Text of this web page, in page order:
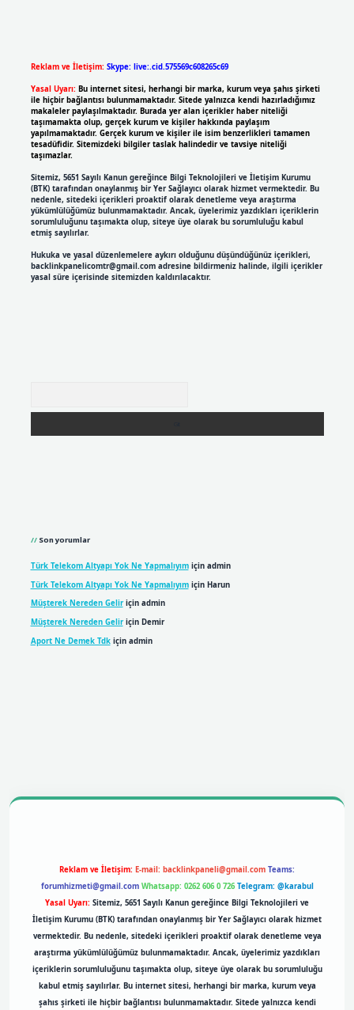
Reklam ve İletişim: Skype: live:.cid.575569c608265c69
Yasal Uyarı: Bu internet sitesi, herhangi bir marka, kurum veya şahıs şirketi
ile hiçbir bağlantısı bulunmamaktadır. Sitede yalnızca kendi hazırladığımız
makaleler paylaşılmaktadır. Burada yer alan içerikler haber niteliği
taşımamakta olup, gerçek kurum ve kişiler hakkında paylaşım
yapılmamaktadır. Gerçek kurum ve kişiler ile isim benzerlikleri tamamen
tesadüfidir. Sitemizdeki bilgiler taslak halindedir ve tavsiye niteliği
taşımazlar.
Sitemiz, 5651 Sayılı Kanun gereğince Bilgi Teknolojileri ve İletişim Kurumu
(BTK) tarafından onaylanmış bir Yer Sağlayıcı olarak hizmet vermektedir. Bu
nedenle, sitedeki içerikleri proaktif olarak denetleme veya araştırma
yükümlülüğümüz bulunmamaktadır. Ancak, üyelerimiz yazdıkları içeriklerin
sorumluluğunu taşımakta olup, siteye üye olarak bu sorumluluğu kabul
etmiş sayılırlar.
Hukuka ve yasal düzenlemelere aykırı olduğunu düşündüğünüz içerikleri,
backlinkpanelicomtr@gmail.comadresine bildirmeniz halinde, ilgili içerikler
yasal süre içerisinde sitemizden kaldırılacaktır.
Son yorumlar
Türk Telekom Altyapı Yok Ne Yapmalıyımiçin admin
Türk Telekom Altyapı Yok Ne Yapmalıyımiçin Harun
Müşterek Nereden Geliriçin admin
Müşterek Nereden Geliriçin Demir
Aport Ne Demek Tdkiçin admin
Reklam ve İletişim: E-mail: backlinkpaneli@gmail.com Teams:
forumhizmeti@gmail.com Whatsapp: 0262 606 0 726 Telegram: @karabul
Yasal Uyarı: Sitemiz, 5651 Sayılı Kanun gereğince Bilgi Teknolojileri ve
İletişim Kurumu (BTK) tarafından onaylanmış bir Yer Sağlayıcı olarak hizmet
vermektedir. Bu nedenle, sitedeki içerikleri proaktif olarak denetleme veya
araştırma yükümlülüğümüz bulunmamaktadır. Ancak, üyelerimiz yazdıkları
içeriklerin sorumluluğunu taşımakta olup, siteye üye olarak bu sorumluluğu
kabul etmiş sayılırlar. Bu internet sitesi, herhangi bir marka, kurum veya
şahıs şirketi ile hiçbir bağlantısı bulunmamaktadır. Sitede yalnızca kendi